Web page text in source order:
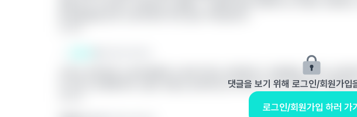
댓글을 보기 위해 로그인/회원가입
로그인/회원가입 하러 가기
교직도 생각중이고 음악경영이나 음악기자도 생각중이고 아동발달 그쪽도 생각
다니려고 등록했어요! (결국 취업도 음악쪽으로 하게 되나 하는 생각을 느끼면서